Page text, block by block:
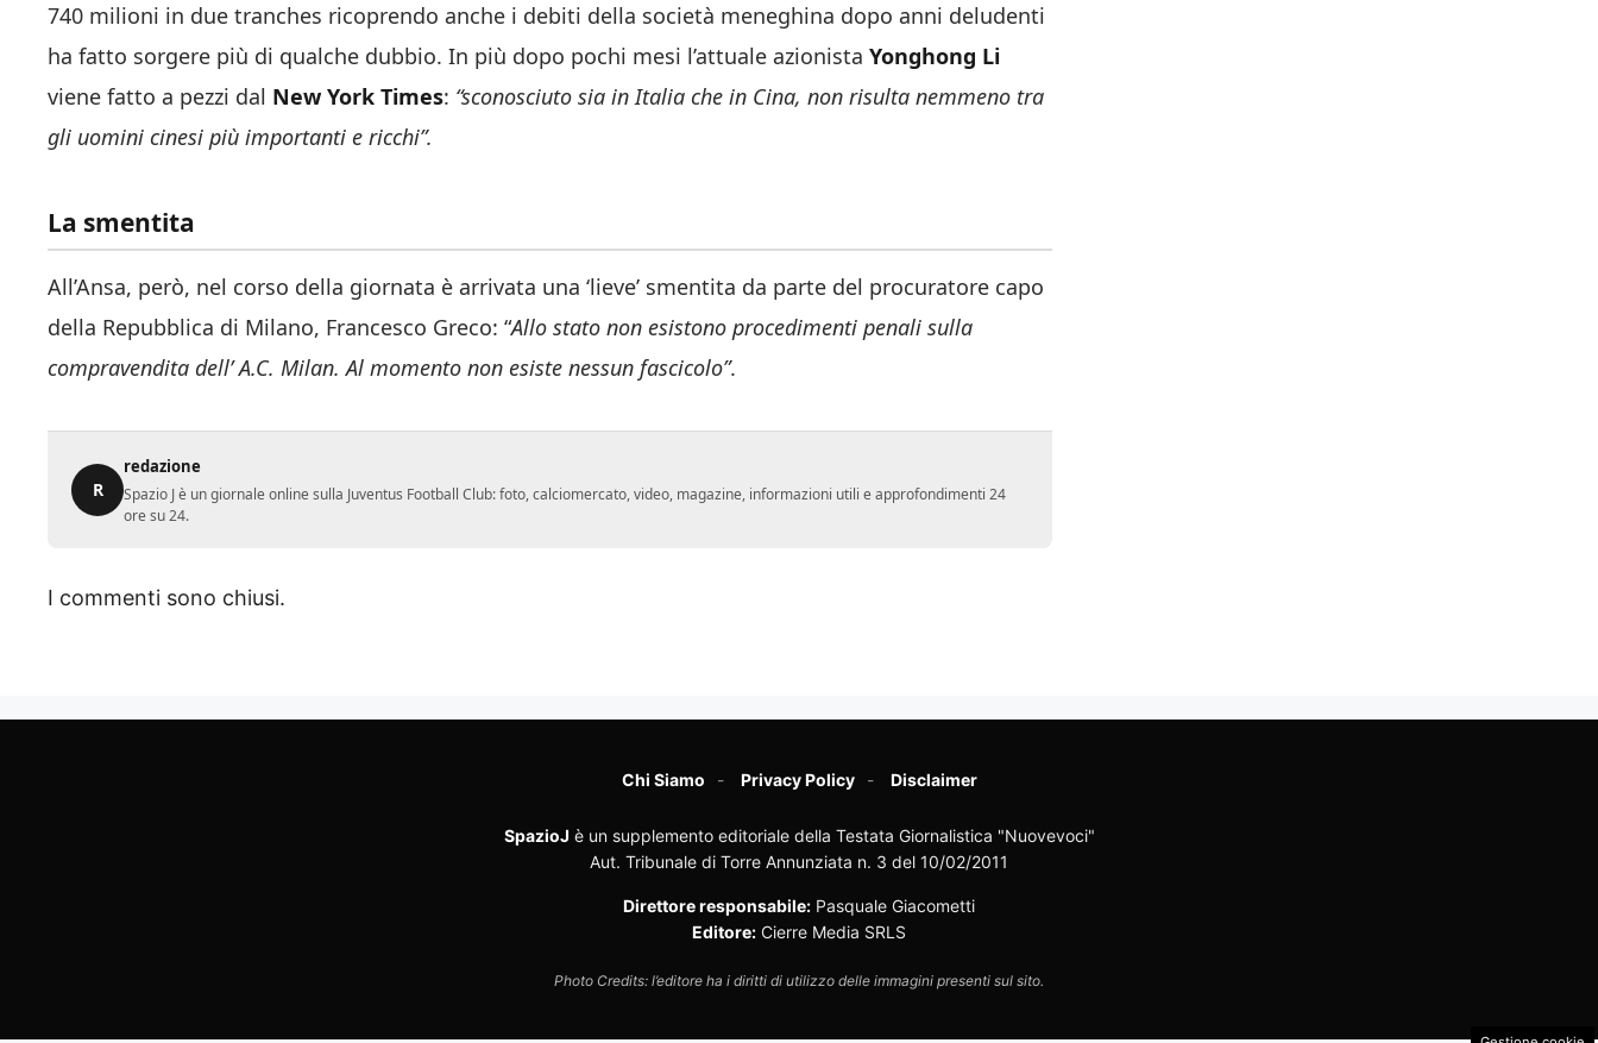
740 milioni in due tranches ricoprendo anche i debiti della società meneghina dopo anni deludenti
ha fatto sorgere più di qualche dubbio. In più dopo pochi mesi l’attuale azionista Yonghong Li
viene fatto a pezzi dal New York Times: “sconosciuto sia in Italia che in Cina, non risulta nemmeno tra
gli uomini cinesi più importanti e ricchi”.
La smentita
All’Ansa, però, nel corso della giornata è arrivata una ‘lieve’ smentita da parte del procuratore capo
della Repubblica di Milano, Francesco Greco: “Allo stato non esistono procedimenti penali sulla
compravendita dell’ A.C. Milan. Al momento non esiste nessun fascicolo”.
R
redazione
Spazio J è un giornale online sulla Juventus Football Club: foto, calciomercato, video, magazine, informazioni utili e approfondimenti 24
ore su 24.
I commenti sono chiusi.
Chi Siamo Privacy Policy Disclaimer
SpazioJ è un supplemento editoriale della Testata Giornalistica "Nuovevoci"
Aut. Tribunale di Torre Annunziata n. 3 del 10/02/2011
Direttore responsabile: Pasquale Giacometti
Editore: Cierre Media SRLS
Photo Credits: l’editore ha i diritti di utilizzo delle immagini presenti sul sito.